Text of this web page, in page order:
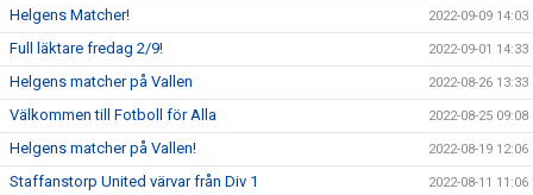
Helgens Matcher! 2022-09-09 14:03
Full läktare fredag 2/9! 2022-09-01 14:33
Helgens matcher på Vallen 2022-08-26 13:33
Välkommen till Fotboll för Alla 2022-08-25 09:08
Helgens matcher på Vallen! 2022-08-19 12:06
Staffanstorp United värvar från Div 1 2022-08-11 11:06